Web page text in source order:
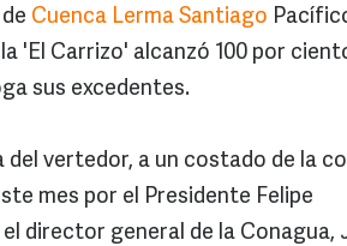
Cuenca Lerma Santiago
'El Carrizo' alcanzó 100 por
sus excedentes.
vertedor, a un costado de la
mes por el Presidente Felipe
director general de la Conagua,